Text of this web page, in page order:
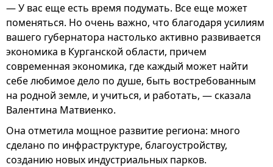
— У вас еще есть время подумать. Все еще может
поменяться. Но очень важно, что благодаря усилиям
вашего губернатора настолько активно развивается
экономика в Курганской области, причем
современная экономика, где каждый может найти
себе любимое дело по душе, быть востребованным
на родной земле, и учиться, и работать, — сказала
Валентина Матвиенко.
Она отметила мощное развитие региона: много
сделано по инфраструктуре, благоустройству,
созданию новых индустриальных парков.